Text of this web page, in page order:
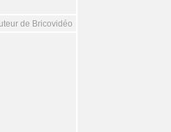
de Bricovidéo